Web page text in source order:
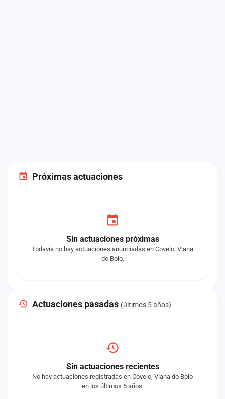
Próximas actuaciones
Sin actuaciones próximas
Todavía no hay actuaciones anunciadas en Covelo, Viana
do Bolo.
Actuaciones pasadas (últimos 5 años)
Sin actuaciones recientes
No hay actuaciones registradas en Covelo, Viana do Bolo
en los últimos 5 años.